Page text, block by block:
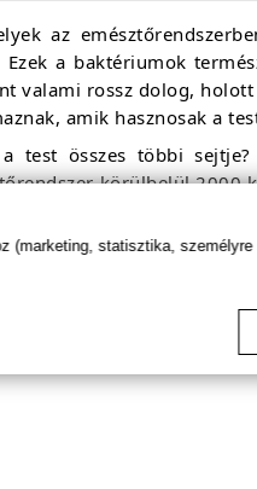
az
a baktériumok
rossz dolog, holott
amik hasznosak a
test összes többi
körülbelül
a szép bőr fenntartását
(marketing, statisztika,